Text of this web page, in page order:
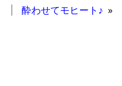
酔わせてモヒート♪ »